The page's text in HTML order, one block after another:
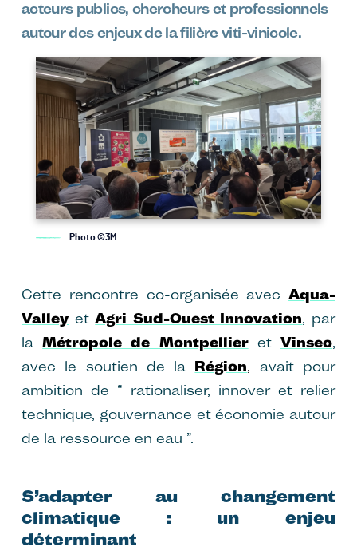
acteurs publics, chercheurs et professionnels
autour des enjeux de la filière viti-vinicole.
Image
Photo ©3M
Cette rencontre co-organisée avec Aqua-
Valley etAgri Sud-Ouest Innovation, par
laMétropole de MontpellieretVinseo,
avec le soutien de la Région, avait pour
ambition de “ rationaliser, innover et relier
technique, gouvernance et économie autour
de la ressource en eau ”.
S’adapter au changement
climatique : un enjeu
déterminant